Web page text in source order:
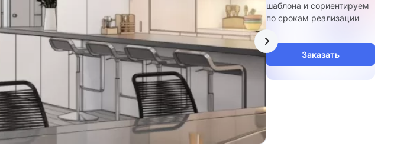
шаблона и сориентируем
по срокам реализации
Заказать